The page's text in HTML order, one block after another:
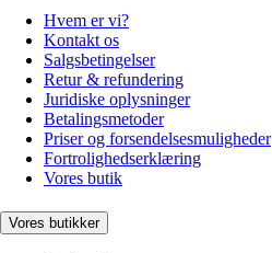
Hvem er vi?
Kontakt os
Salgsbetingelser
Retur & refundering
Juridiske oplysninger
Betalingsmetoder
Priser og forsendelsesmuligheder
Fortrolighedserklæring
Vores butik
Vores butikker